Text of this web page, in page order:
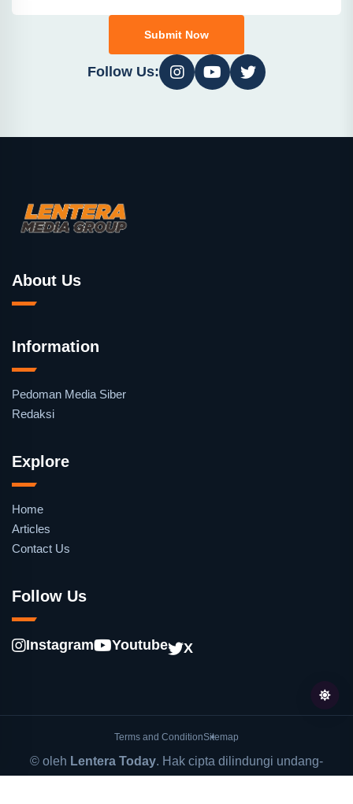
Submit Now
Follow Us:
About Us
Information
Pedoman Media Siber
Redaksi
Explore
Home
Articles
Contact Us
Follow Us
Instagram Youtube X
Terms and ConditionSitemap
© oleh Lentera Today. Hak cipta dilindungi undang-